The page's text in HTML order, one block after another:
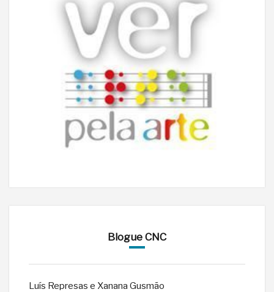
Blogue CNC
Luís Represas e Xanana Gusmão